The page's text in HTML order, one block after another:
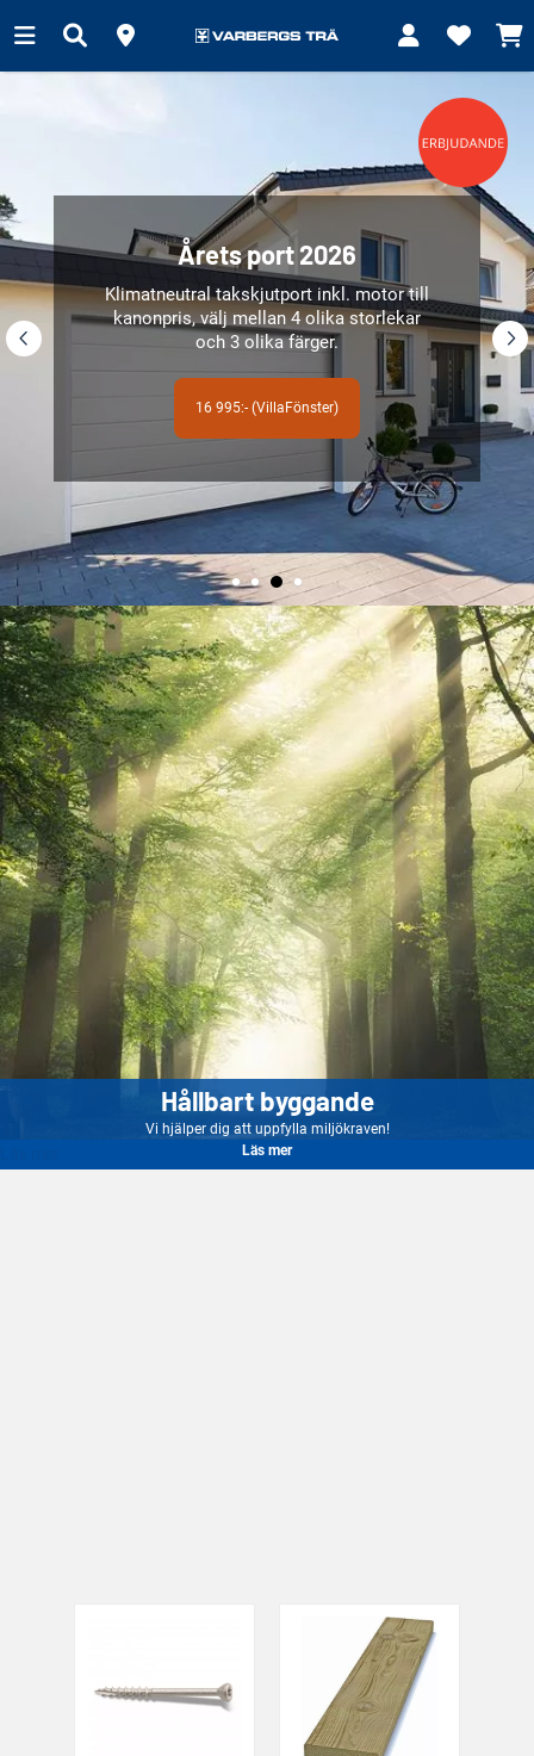
Årets port 2026
Klimatneutral takskjutport inkl. motor till
kanonpris, välj mellan 4 olika storlekar
och 3 olika färger.
16 995:- (VillaFönster)
Hållbart byggande
Vi hjälper dig att uppfylla miljökraven!
Läs mer